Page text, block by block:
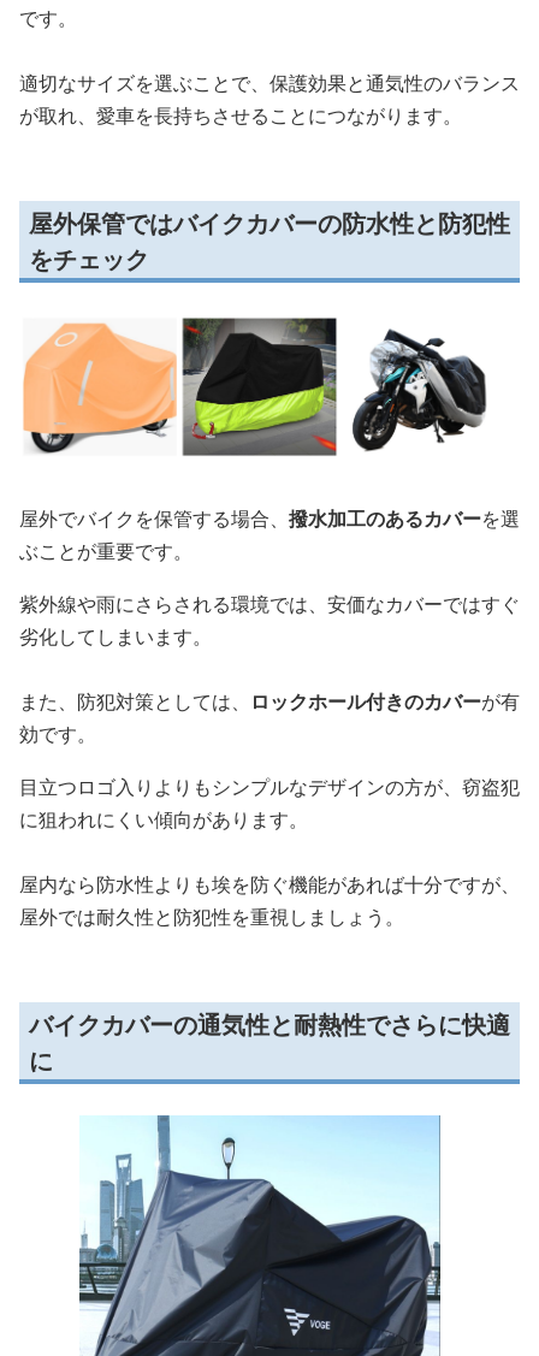
です。
適切なサイズを選ぶことで、保護効果と通気性のバランス
が取れ、愛車を長持ちさせることにつながります。
屋外保管ではバイクカバーの防水性と防犯性
をチェック
屋外でバイクを保管する場合、 撥水加工のあるカバーを選
ぶことが重要です。
紫外線や雨にさらされる環境では、安価なカバーではすぐ
劣化してしまいます。
また、防犯対策としては、 ロックホール付きのカバーが有
効です。
目立つロゴ入りよりもシンプルなデザインの方が、窃盗犯
に狙われにくい傾向があります。
屋内なら防水性よりも埃を防ぐ機能があれば十分ですが、
屋外では耐久性と防犯性を重視しましょう。
バイクカバーの通気性と耐熱性でさらに快適
に